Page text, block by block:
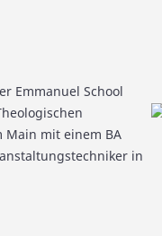
Emmanuel School
Main mit einem BA
in